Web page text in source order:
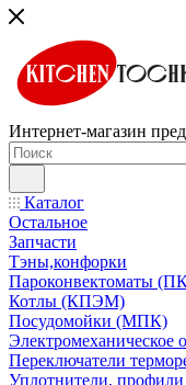
Интернет-магазин
Каталог
Остальное
Запчасти
Тэны,конфорки
Пароконвектоматы
Котлы (КПЭМ)
Посудомойки (МПК)
Электромеханическое
Переключатели
Уплотнители, профили